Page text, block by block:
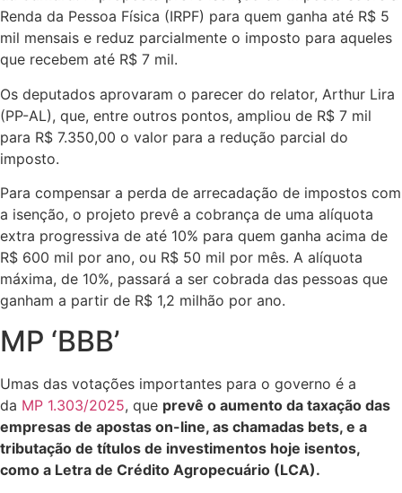
Renda da Pessoa Física (IRPF) para quem ganha até R$ 5
mil mensais e reduz parcialmente o imposto para aqueles
que recebem até R$ 7 mil.
Os deputados aprovaram o parecer do relator, Arthur Lira
(PP-AL), que, entre outros pontos, ampliou de R$ 7 mil
para R$ 7.350,00 o valor para a redução parcial do
imposto.
Para compensar a perda de arrecadação de impostos com
a isenção, o projeto prevê a cobrança de uma alíquota
extra progressiva de até 10% para quem ganha acima de
R$ 600 mil por ano, ou R$ 50 mil por mês. A alíquota
máxima, de 10%, passará a ser cobrada das pessoas que
ganham a partir de R$ 1,2 milhão por ano.
MP ‘BBB’
Umas das votações importantes para o governo é a
da MP 1.303/2025, que prevê o aumento da taxação das
empresas de apostas on-line, as chamadas bets, e a
tributação de títulos de investimentos hoje isentos,
como a Letra de Crédito Agropecuário (LCA).